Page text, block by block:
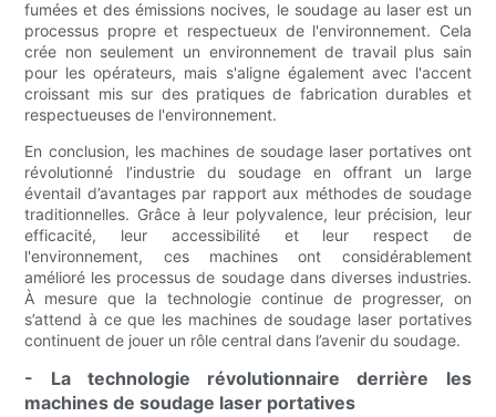
fumées et des émissions nocives, le soudage au laser est un
processus propre et respectueux de l'environnement. Cela
crée non seulement un environnement de travail plus sain
pour les opérateurs, mais s'aligne également avec l'accent
croissant mis sur des pratiques de fabrication durables et
respectueuses de l'environnement.
En conclusion, les machines de soudage laser portatives ont
révolutionné l’industrie du soudage en offrant un large
éventail d’avantages par rapport aux méthodes de soudage
traditionnelles. Grâce à leur polyvalence, leur précision, leur
efficacité, leur accessibilité et leur respect de
l'environnement, ces machines ont considérablement
amélioré les processus de soudage dans diverses industries.
À mesure que la technologie continue de progresser, on
s’attend à ce que les machines de soudage laser portatives
continuent de jouer un rôle central dans l’avenir du soudage.
- La technologie révolutionnaire derrière les
machines de soudage laser portatives